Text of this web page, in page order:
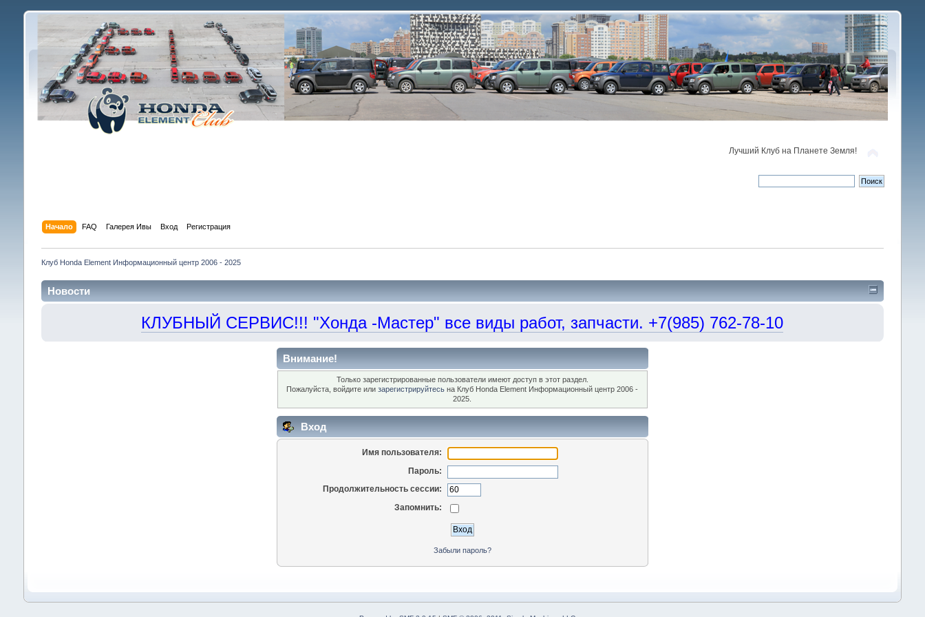
Лучший Клуб на Планете Земля!
Начало FAQ Галерея Ивы Вход Регистрация
Клуб Honda Element Информационный центр 2006 - 2025
Новости
КЛУБНЫЙ СЕРВИС!!! "Хонда -Мастер" все виды работ, запчасти. +7(985) 762-78-10
Внимание!
Только зарегистрированные пользователи имеют доступ в этот раздел.
Пожалуйста, войдите илизарегистрируйтесь на Клуб Honda Element Информационный центр 2006 -
2025.
Вход
Имя пользователя:
Пароль:
Продолжительность сессии:
Запомнить:
Забыли пароль?